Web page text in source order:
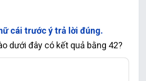
cái trước ý trả lời đúng.
dưới đây có kết quả bằng 42?